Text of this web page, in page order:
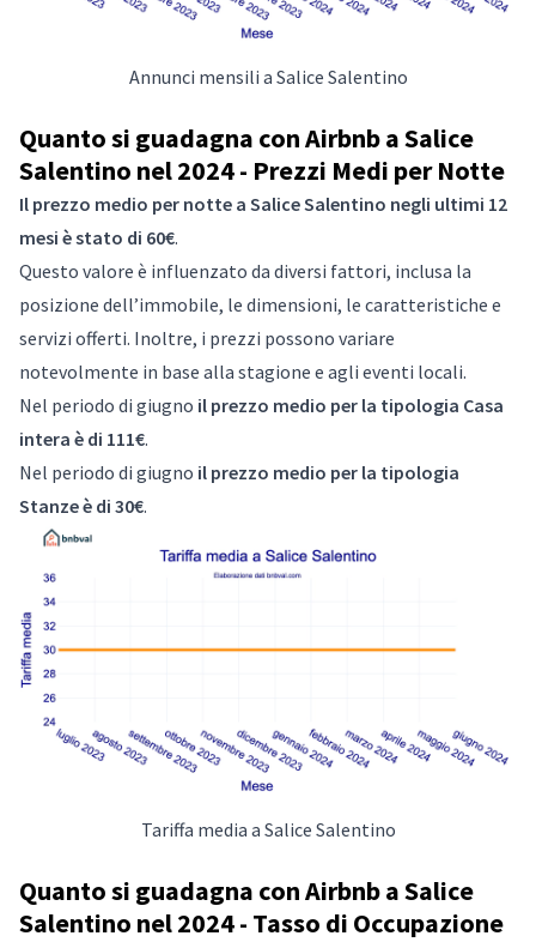
Annunci mensili a Salice Salentino
Quanto si guadagna con Airbnb a Salice
Salentino nel 2024 - Prezzi Medi per Notte
Il prezzo medio per notte a Salice Salentino negli ultimi 12
mesi è stato di 60€.
Questo valore è influenzato da diversi fattori, inclusa la
posizione dell’immobile, le dimensioni, le caratteristiche e
servizi offerti. Inoltre, i prezzi possono variare
notevolmente in base alla stagione e agli eventi locali.
Nel periodo di giugno il prezzo medio per la tipologia Casa
intera è di 111€.
Nel periodo di giugno il prezzo medio per la tipologia
Stanze è di 30€.
Tariffa media a Salice Salentino
Quanto si guadagna con Airbnb a Salice
Salentino nel 2024 - Tasso di Occupazione